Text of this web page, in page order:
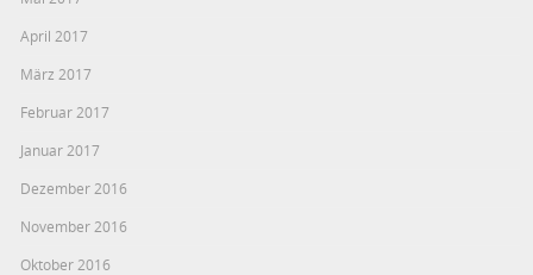
April 2017
März 2017
Februar 2017
Januar 2017
Dezember 2016
November 2016
Oktober 2016